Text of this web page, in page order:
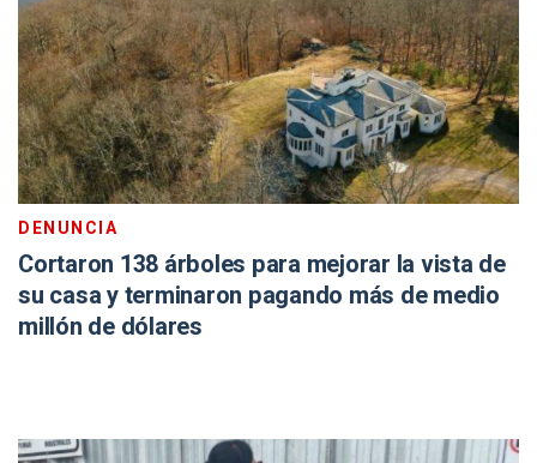
DENUNCIA
Cortaron 138 árboles para mejorar la vista de
su casa y terminaron pagando más de medio
millón de dólares